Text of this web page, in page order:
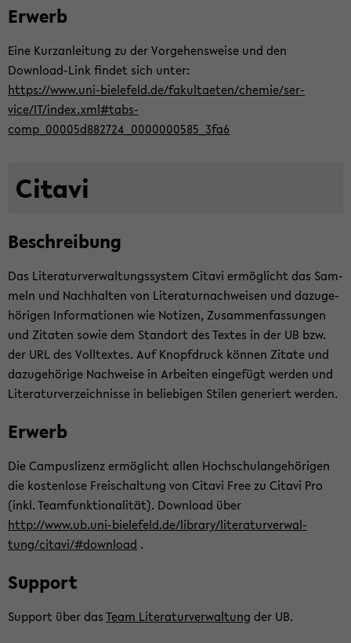
Er­werb
Eine Kurz­an­lei­tung zu der Vor­ge­hens­wei­se und den
Download-​Link fin­det sich unter:
https://www.uni-​bielefeld.de/fa­kul­tae­ten/che­mie/ser­
vice/IT/index.xml#tabs-​
comp_00005d882724_0000000585_3fa6
Ci­ta­vi
Be­schrei­bung
Das Li­te­ra­tur­ver­wal­tungs­sys­tem Ci­ta­vi er­mög­licht das Sam­
meln und Nach­hal­ten von Li­te­ra­tur­nach­wei­sen und da­zu­ge­
hö­ri­gen In­for­ma­tio­nen wie No­ti­zen, Zu­sam­men­fas­sun­gen
und Zi­ta­ten sowie dem Stand­ort des Tex­tes in der UB bzw.
der URL des Voll­tex­tes. Auf Knopf­druck kön­nen Zi­ta­te und
da­zu­ge­hö­ri­ge Nach­wei­se in Ar­bei­ten ein­ge­fügt wer­den und
Li­te­ra­tur­ver­zeich­nis­se in be­lie­bi­gen Sti­len ge­ne­riert wer­den.
Er­werb
Die Cam­pus­li­zenz er­mög­licht allen Hoch­schul­an­ge­hö­ri­gen
die kos­ten­lo­se Frei­schal­tung von Ci­ta­vi Free zu Ci­ta­vi Pro
(inkl. Team­funk­tio­na­li­tät). Down­load über
http://www.ub.uni-​bielefeld.de/li­bra­ry/li­te­ra­tur­ver­wal­
tung/ci­ta­vi/#down­load .
Sup­port
Sup­port über dasTeam Li­te­ra­tur­ver­wal­tung der UB.